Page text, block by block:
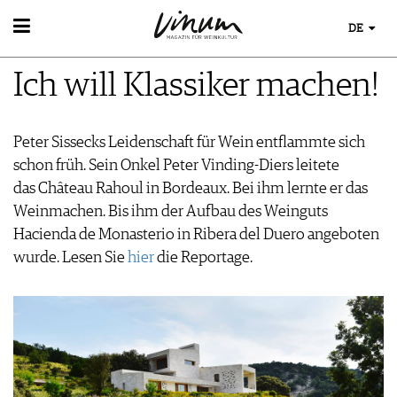
WEIN
WEINSUCHE
WINZER
WEINE DES MONATS
TRINKREIFETABELLE
UNIQUE WINERIES
CLUB LES DOMAINES
WEINWISSEN
WEINLEXIKON
WEINGESCHICHTE
WEINLAGERUNG
INFOGRAFIKEN
TIPPS & TRICKS
NEWS
EVENTS
EVENTKALENDER
AWARDS
EVENT-BILDER
FOOD PAIRING TIPPS
MAGAZIN
REPORTAGEN
DOSSIER
ABO
AUSGABE
MEDIATHEK
BÜCHER
NEWS
DE
Ich will Klassiker machen!
Peter Sissecks Leidenschaft für Wein entflammte sich
schon früh. Sein Onkel Peter Vinding-Diers leitete
das Château Rahoul in Bordeaux. Bei ihm lernte er das
Weinmachen. Bis ihm der Aufbau des Weinguts
Hacienda de Monasterio in Ribera del Duero angeboten
wurde. Lesen Siehierdie Reportage.